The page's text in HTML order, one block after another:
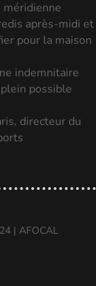
après-midi et
pour la maison
indemnitaire
possible
directeur du
| AFOCAL